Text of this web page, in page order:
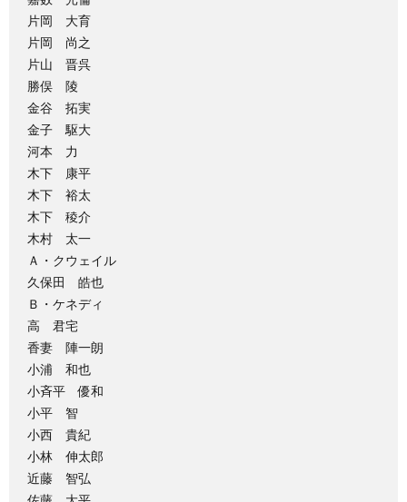
片岡 大育
片岡 尚之
片山 晋呉
勝俣 陵
金谷 拓実
金子 駆大
河本 力
木下 康平
木下 裕太
木下 稜介
木村 太一
Ａ・クウェイル
久保田 皓也
Ｂ・ケネディ
高 君宅
香妻 陣一朗
小浦 和也
小斉平 優和
小平 智
小西 貴紀
小林 伸太郎
近藤 智弘